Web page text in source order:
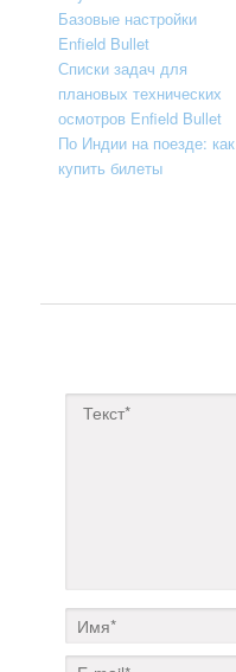
Базовые настройки
Enfield Bullet
Списки задач для
плановых технических
осмотров Enfield Bullet
По Индии на поезде: как
купить билеты